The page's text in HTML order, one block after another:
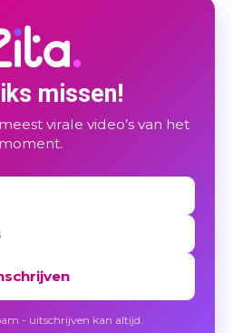
missen!
virale video’s van het
moment.
- uitschrijven kan altijd.